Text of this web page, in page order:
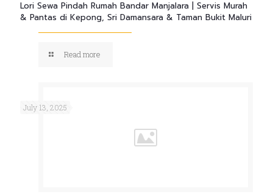
Lori Sewa Pindah Rumah Bandar Manjalara | Servis Murah
& Pantas di Kepong, Sri Damansara & Taman Bukit Maluri
Read more
July 13, 2025